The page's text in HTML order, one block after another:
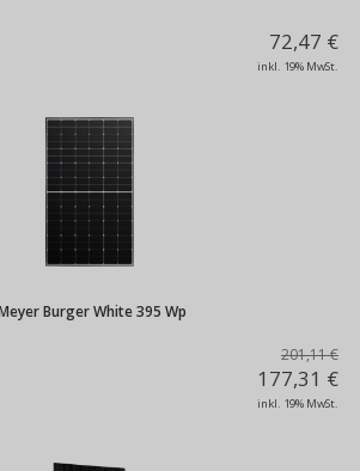
72,47 €
inkl. 19% MwSt.
Burger White 395 Wp
201,11 €
177,31 €
inkl. 19% MwSt.